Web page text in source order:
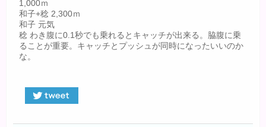
1,000ｍ
和子+稔 2,300ｍ
和子 元気
稔 わき腹に0.1秒でも乗れるとキャッチが出来る。脇腹に乗
ることが重要。キャッチとプッシュが同時になったいいのか
な。